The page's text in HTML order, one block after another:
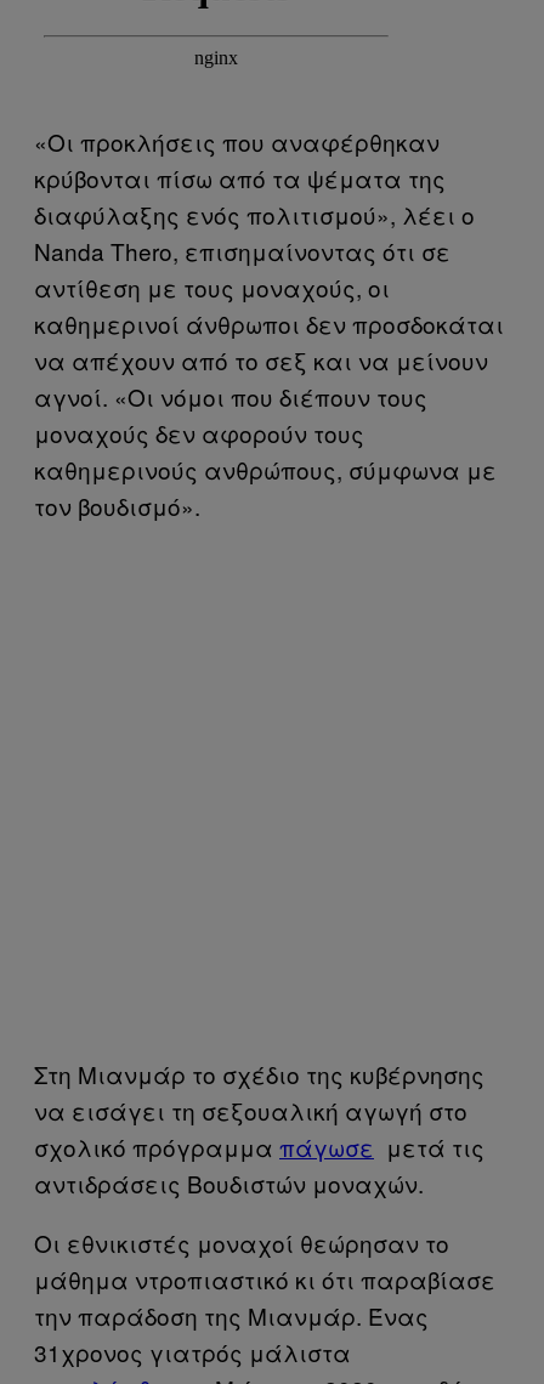
«Οι προκλήσεις που αναφέρθηκαν
κρύβονται πίσω από τα ψέματα της
διαφύλαξης ενός πολιτισμού», λέει ο
Nanda Thero, επισημαίνοντας ότι σε
αντίθεση με τους μοναχούς, οι
καθημερινοί άνθρωποι δεν προσδοκάται
να απέχουν από το σεξ και να μείνουν
αγνοί. «Οι νόμοι που διέπουν τους
μοναχούς δεν αφορούν τους
καθημερινούς ανθρώπους, σύμφωνα με
τον βουδισμό».
Στη Μιανμάρ το σχέδιο της κυβέρνησης
να εισάγει τη σεξουαλική αγωγή στο
σχολικό πρόγραμμα πάγωσε μετά τις
αντιδράσεις Βουδιστών μοναχών.
Οι εθνικιστές μοναχοί θεώρησαν το
μάθημα ντροπιαστικό κι ότι παραβίασε
την παράδοση της Μιανμάρ. Ένας
31χρονος γιατρός μάλιστα